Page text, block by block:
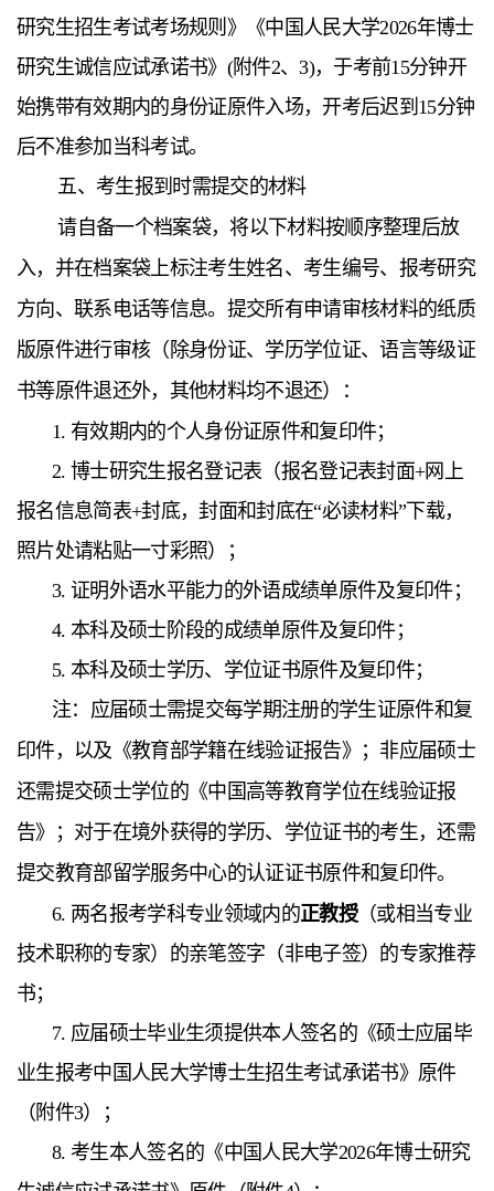
研究生招生考试考场规则》《中国人民大学2026年博士
研究生诚信应试承诺书》(附件2、3)，于考前15分钟开
始携带有效期内的身份证原件入场，开考后迟到15分钟
后不准参加当科考试。
五、考生报到时需提交的材料
请自备一个档案袋，将以下材料按顺序整理后放
入，并在档案袋上标注考生姓名、考生编号、报考研究
方向、联系电话等信息。提交所有申请审核材料的纸质
版原件进行审核（除身份证、学历学位证、语言等级证
书等原件退还外，其他材料均不退还）：
1. 有效期内的个人身份证原件和复印件；
2. 博士研究生报名登记表（报名登记表封面+网上
报名信息简表+封底，封面和封底在“必读材料”下载，
照片处请粘贴一寸彩照）；
3. 证明外语水平能力的外语成绩单原件及复印件；
4. 本科及硕士阶段的成绩单原件及复印件；
5. 本科及硕士学历、学位证书原件及复印件；
注：应届硕士需提交每学期注册的学生证原件和复
印件，以及《教育部学籍在线验证报告》；非应届硕士
还需提交硕士学位的《中国高等教育学位在线验证报
告》；对于在境外获得的学历、学位证书的考生，还需
提交教育部留学服务中心的认证证书原件和复印件。
6. 两名报考学科专业领域内的正教授（或相当专业
技术职称的专家）的亲笔签字（非电子签）的专家推荐
书；
7. 应届硕士毕业生须提供本人签名的《硕士应届毕
业生报考中国人民大学博士生招生考试承诺书》原件
（附件3）；
8. 考生本人签名的《中国人民大学2026年博士研究